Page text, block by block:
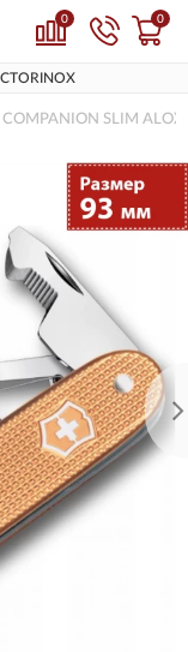
0 0
SLIM